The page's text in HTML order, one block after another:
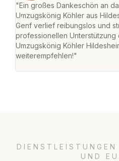
"Ein großes Dankeschön an
Umzugskönig Köhler aus
Genf verlief reibungslos und
professionellen Unterstützung
Umzugskönig Köhler
weiterempfehlen!"
UND